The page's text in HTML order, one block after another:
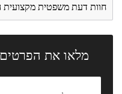
חוות דעת משפטית
מלאו את